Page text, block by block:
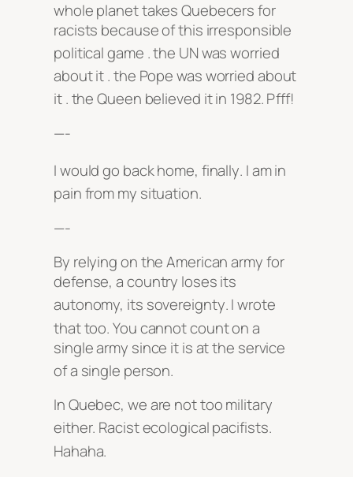
whole planet takes Quebecers for
racists because of this irresponsible
political game . the UN was worried
about it. the Pope was worried about
it. the Queen believed it in 1982. Pfff!
—-
I would go back home, finally. I am in
pain from my situation.
—-
By relying on the American army for
defense, a country loses its
autonomy, its sovereignty. I wrote
that too. You cannot count on a
single army since it is at the service
of a single person.
In Quebec, we are not too military
either. Racist ecological pacifists.
Hahaha.